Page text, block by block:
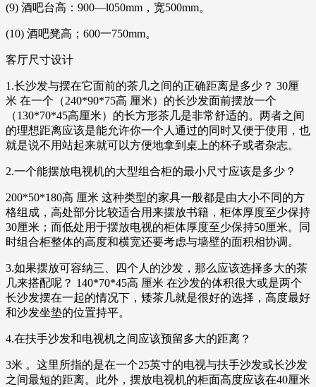
(9) 酒吧台高：900—l050mm，宽500mm。
(10) 酒吧凳高；600一750mm。
客厅尺寸设计
1.长沙发与摆在它面前的茶几之间的正确距离是多少？ 30厘
米 在一个（240*90*75高 厘米）的长沙发面前摆放一个
（130*70*45高厘米）的长方形茶几是非常舒适的。两者之间
的理想距离应该是能允许你一个人通过的同时又便于使用，也
就是说不用站起来就可以方便地拿到桌上的杯子或者杂志。
2.一个能摆放电视机的大型组合柜的最小尺寸应该是多少？
200*50*180高 厘米 这种类型的家具一般都是由大小不同的方
格组成，高处部分比较适合用来摆放书籍，柜体厚度至少保持
30厘米；而低处用于摆放电视的柜体厚度至少保持50厘米。同
时组合柜整体的高度和横宽还要考虑与墙壁的面积相协调。
3.如果摆放可容纳三、四个人的沙发，那么应该选择多大的茶
几来搭配呢？ 140*70*45高 厘米 在沙发的体积很大或是两个
长沙发摆在一起的情况下，矮茶几就是很好的选择，高度最好
和沙发坐垫的位置持平。
4.在扶手沙发和电视机之间应该预留多大的距离？
3米 。这里所指的是在一个25英寸的电视与扶手沙发或长沙发
之间最短的距离。此外，摆放电视机的柜面高度应该在40厘米